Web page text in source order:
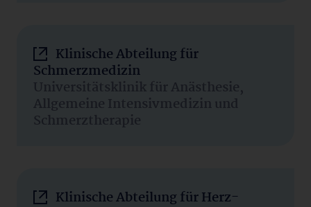
Klinische Abteilung für
Schmerzmedizin
Universitätsklinik für Anästhesie,
Allgemeine Intensivmedizin und
Schmerztherapie
Klinische Abteilung für Herz-